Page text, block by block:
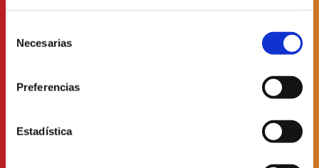
Necesarias
Preferencias
Estadística
newsletter
la politique de protection des données